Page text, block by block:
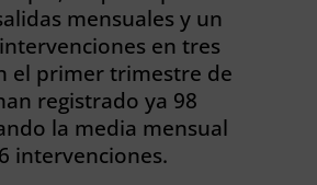
mensuales y un
en tres
el primer trimestre de
registrado ya 98
la media mensual
intervenciones.